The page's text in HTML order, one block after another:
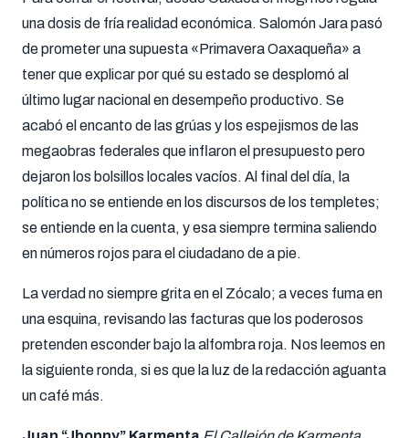
una dosis de fría realidad económica. Salomón Jara pasó
de prometer una supuesta «Primavera Oaxaqueña» a
tener que explicar por qué su estado se desplomó al
último lugar nacional en desempeño productivo. Se
acabó el encanto de las grúas y los espejismos de las
megaobras federales que inflaron el presupuesto pero
dejaron los bolsillos locales vacíos. Al final del día, la
política no se entiende en los discursos de los templetes;
se entiende en la cuenta, y esa siempre termina saliendo
en números rojos para el ciudadano de a pie.
La verdad no siempre grita en el Zócalo; a veces fuma en
una esquina, revisando las facturas que los poderosos
pretenden esconder bajo la alfombra roja. Nos leemos en
la siguiente ronda, si es que la luz de la redacción aguanta
un café más.